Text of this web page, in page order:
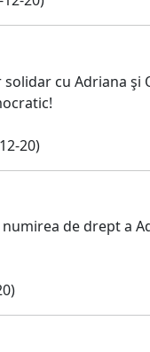
cu Adriana şi
20)
de drept a